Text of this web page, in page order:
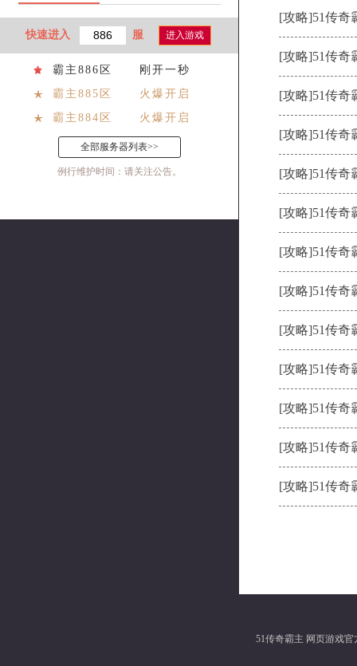
[攻略]51传
[攻略]51传奇
[攻略]51传奇
[攻略]51传奇
[攻略]51传奇
[攻略]51传奇
[攻略]51传奇
[攻略]51传奇
[攻略]51传奇
[攻略]51传奇
[攻略]51传奇
[攻略]51传奇
[攻略]51传奇
快速进入 服 进入游戏
霸主886区
刚开一秒
霸主885区
火爆开启
霸主884区
火爆开启
全部服务器列表>>
例行维护时间：请关注公告。
51传奇霸主 网页游戏